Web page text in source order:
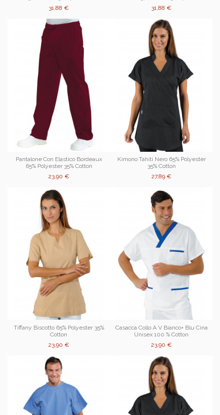
31,88 €
31,88 €
Pantalone Con Elastico Bordeaux
65% Polyester 35% Cotton
23,90 €
Kimono Tahiti Nero 65% Polyester
35% Cotton
27,89 €
Tiffany Biscotto 65% Polyester 35%
Cotton
23,90 €
Casacca Collo A V Bianco+ Blu Cina
Unisex 100 % Cotton
23,90 €